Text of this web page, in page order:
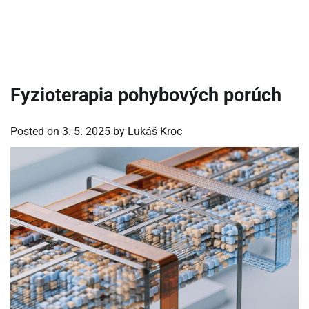
Fyzioterapia pohybových porúch
Posted on 3. 5. 2025 by Lukáš Kroc